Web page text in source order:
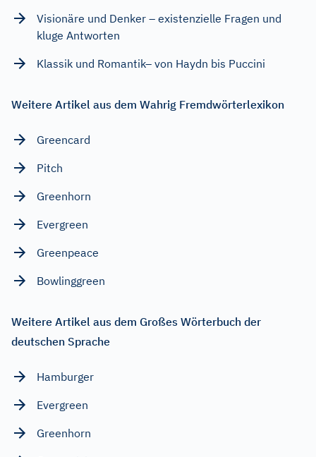
Visionäre und Denker – existenzielle Fragen und
kluge Antworten
Klassik und Romantik– von Haydn bis Puccini
Weitere Artikel aus dem Wahrig Fremdwörterlexikon
Greencard
Pitch
Greenhorn
Evergreen
Greenpeace
Bowlinggreen
Weitere Artikel aus dem Großes Wörterbuch der
deutschen Sprache
Hamburger
Evergreen
Greenhorn